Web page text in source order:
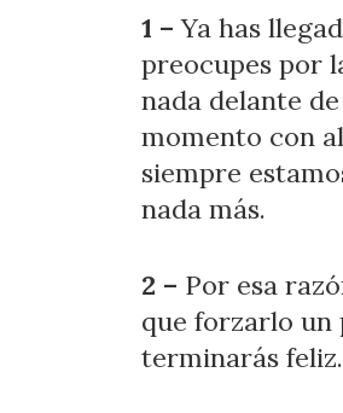
1 –Ya has
preocupes por
nada delante
momento con
siempre
nada más.
2 – Por esa
que forzarlo
terminarás